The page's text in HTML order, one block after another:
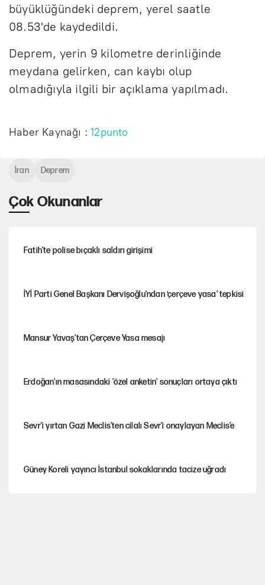
büyüklüğündeki deprem, yerel saatle
08.53'de kaydedildi.
Deprem, yerin 9 kilometre derinliğinde
meydana gelirken, can kaybı olup
olmadığıyla ilgili bir açıklama yapılmadı.
Haber Kaynağı :12punto
Çok Okunanlar
Fatih’te polise bıçaklı saldırı girişimi
İYİ Parti Genel Başkanı Dervişoğlu'ndan ‘çerçeve yasa’ tepkisi
Mansur Yavaş’tan Çerçeve Yasa mesajı
Erdoğan'ın masasındaki 'özel anketin' sonuçları ortaya çıktı
Sevr’i yırtan Gazi Meclis’ten cilalı Sevr’i onaylayan Meclis’e
Güney Koreli yayıncı İstanbul sokaklarında tacize uğradı
İran Deprem